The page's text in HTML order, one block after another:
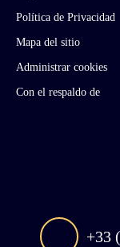
Política de Privacidad
Mapa del sitio
Administrar cookies
Con el respaldo de
+33